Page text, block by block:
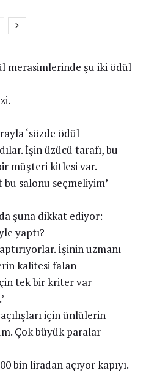
merasimlerinde şu iki ödül
‘sözde ödül
İşin üzücü tarafı, bu
müşteri kitlesi var.
bu salonu seçmeliyim’
şuna dikkat ediyor:
yaptı?
İşinin uzmanı
kalitesi falan
tek bir kriter var
için ünlülerin
Çok büyük paralar
bin liradan açıyor kapıyı.